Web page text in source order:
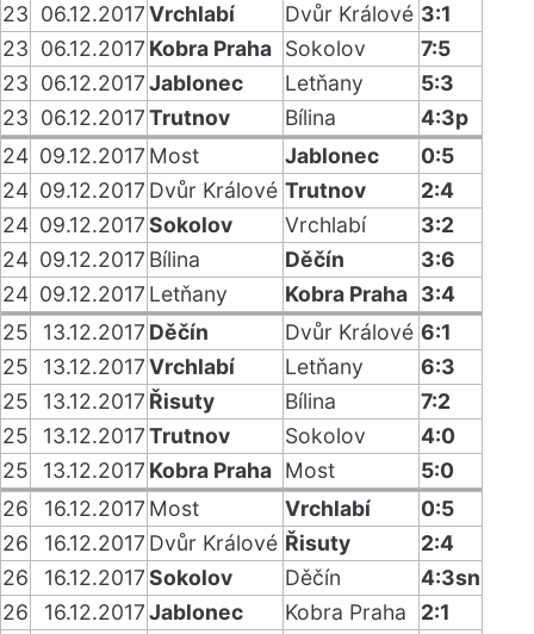
23 06.12.2017Vrchlabí Dvůr Králové 3:1
23 06.12.2017 Kobra Praha Sokolov
7:5
23 06.12.2017Jablonec Letňany
5:3
23 06.12.2017Trutnov Bílina
4:3p
24 09.12.2017 Most Jablonec
0:5
24 09.12.2017 Dvůr Králové Trutnov
2:4
24 09.12.2017Sokolov Vrchlabí
3:2
24 09.12.2017 Bílina Děčín
3:6
24 09.12.2017 Letňany Kobra Praha 3:4
25
13.12.2017 Děčín Dvůr Králové 6:1
25
13.12.2017Vrchlabí Letňany
6:3
25
13.12.2017 Řisuty Bílina
7:2
25
13.12.2017Trutnov Sokolov
4:0
25
13.12.2017 Kobra Praha Most
5:0
26
16.12.2017 Most Vrchlabí
0:5
26
16.12.2017 Dvůr Králové Řisuty
2:4
26
16.12.2017Sokolov Děčín
4:3sn
26
16.12.2017Jablonec Kobra Praha
2:1